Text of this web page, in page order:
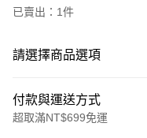
已賣出：1件
請選擇商品選項
付款與運送方式
超取滿NT$699免運